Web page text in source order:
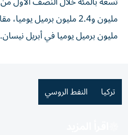
مليون برميل يوميا في أبريل نيسان.
تركيا النفط الروسي